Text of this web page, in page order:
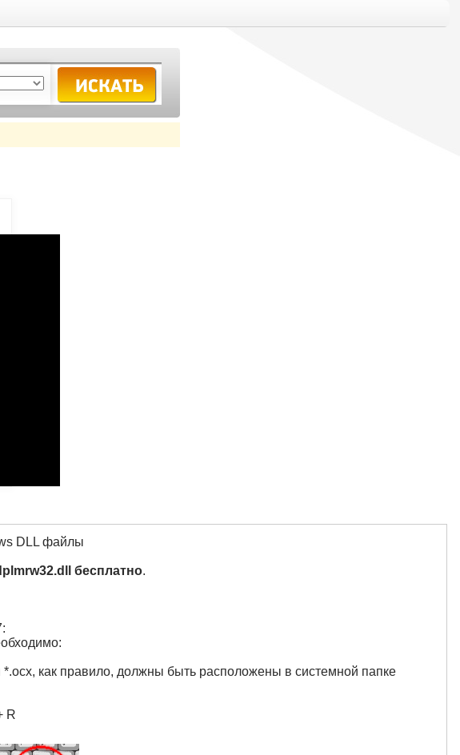
DLL файлы
бесплатно.
как правило, должны быть расположены в системной папке
R